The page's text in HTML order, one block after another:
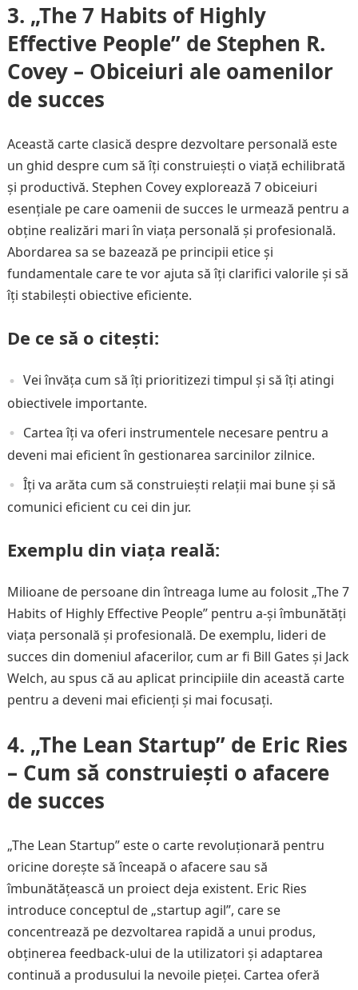
3. „The 7 Habits of Highly
Effective People” de Stephen R.
Covey – Obiceiuri ale oamenilor
de succes
Această carte clasică despre dezvoltare personală este
un ghid despre cum să îți construiești o viață echilibrată
și productivă. Stephen Covey explorează 7 obiceiuri
esențiale pe care oamenii de succes le urmează pentru a
obține realizări mari în viața personală și profesională.
Abordarea sa se bazează pe principii etice și
fundamentale care te vor ajuta să îți clarifici valorile și să
îți stabilești obiective eficiente.
De ce să o citești:
Vei învăța cum să îți prioritizezi timpul și să îți atingi
obiectivele importante.
Cartea îți va oferi instrumentele necesare pentru a
deveni mai eficient în gestionarea sarcinilor zilnice.
Îți va arăta cum să construiești relații mai bune și să
comunici eficient cu cei din jur.
Exemplu din viața reală:
Milioane de persoane din întreaga lume au folosit „The 7
Habits of Highly Effective People” pentru a-și îmbunătăți
viața personală și profesională. De exemplu, lideri de
succes din domeniul afacerilor, cum ar fi Bill Gates și Jack
Welch, au spus că au aplicat principiile din această carte
pentru a deveni mai eficienți și mai focusați.
4. „The Lean Startup” de Eric Ries
– Cum să construiești o afacere
de succes
„The Lean Startup” este o carte revoluționară pentru
oricine dorește să înceapă o afacere sau să
îmbunătățească un proiect deja existent. Eric Ries
introduce conceptul de „startup agil”, care se
concentrează pe dezvoltarea rapidă a unui produs,
obținerea feedback-ului de la utilizatori și adaptarea
continuă a produsului la nevoile pieței. Cartea oferă